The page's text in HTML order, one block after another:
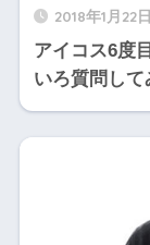
2018年1月22日
アイコス6度
いろ質問して